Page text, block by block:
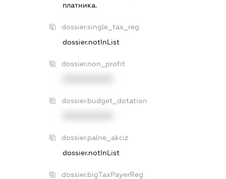
платника.
dossier.single_tax_reg
dossier.notInList
dossier.non_profit
dossier.budget_dotation
dossier.palne_akciz
dossier.notInList
dossier.bigTaxPayerReg